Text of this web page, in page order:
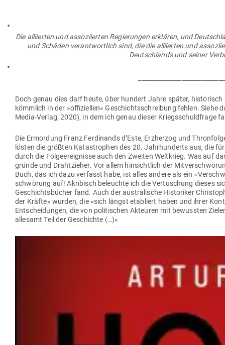
Die alli­ierten und asso­zi­ierten Regie­rungen erklären, und
und Schäden ver­ant­wortlich sind, die die alli­ierten und
Deutsch­lands und seiner
Doch genau dies darf heute, über hundert Jahre später,
kömmlich in der »offi­zi­ellen« Geschichts­schreibung fehlen. Siehe
Media-Verlag, 2020), in dem ich genau dieser Kriegs­schuld­frage
Die Ermordung Franz Fer­di­nands d’Este, Erz­herzog und
lösten die größten Kata­strophen des 20. Jahr­hun­derts aus, die
durch die Fol­ge­er­eig­nisse auch den Zweiten Welt­krieg. Was auf
gründe und Draht­zieher. Vor allem hin­sichtlich der
Buch, das ich dazu ver­fasst habe, ist alles andere als ein
schwörung auf! Akri­bisch beleuchte ich die Ver­tu­schung dieses
Geschichts­bücher fand. Auch der aus­tra­lische His­to­riker
der Kräfte« wurden, die »sich längst eta­bliert haben und ihrer
Ent­schei­dungen, die von poli­ti­schen Akteuren mit bewussten
allesamt Teil der Geschichte (…)«